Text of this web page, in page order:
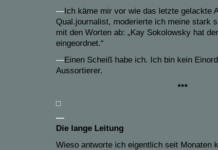
—Ich käme mir vor wie das letzte gelackte
Qual.journalist, moderierte ich meine stark
mit den Worten ab: „Kay Sokolowsky hat
eingeordnet.“
—Einen Scheiß habe ich. Ich bin kein
Aussortierer.
***
—
Die lange Leitung
Wieso antworte ich eigentlich seit Monaten